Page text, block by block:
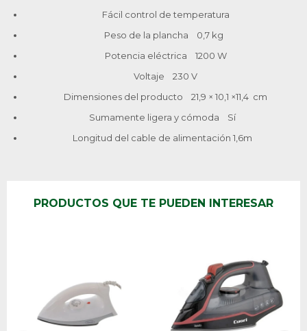
Fácil control de temperatura
Peso de la plancha 0,7 kg
Potencia eléctrica 1200 W
Voltaje 230 V
Dimensiones del producto 21,9 × 10,1 ×11,4 cm
Sumamente ligera y cómoda Sí
Longitud del cable de alimentación 1,6m
PRODUCTOS QUE TE PUEDEN INTERESAR